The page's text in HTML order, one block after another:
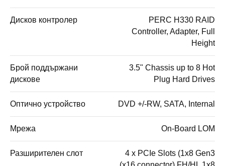
Дисков контролер
PERC H330 RAID
Controller, Adapter, Full
Height
Брой поддържани
дискове
3.5" Chassis up to 8 Hot
Plug Hard Drives
Оптично устройство DVD +/-RW, SATA, Internal
Мрежа On-Board LOM
Разширителен слот
4 x PCIe Slots (1x8 Gen3